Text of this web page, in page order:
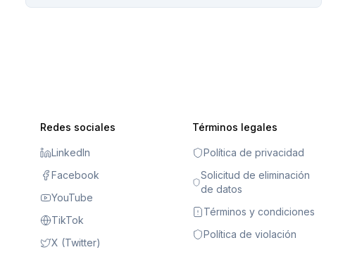
Redes sociales
LinkedIn
Facebook
YouTube
TikTok
X (Twitter)
Términos legales
Política de privacidad
Solicitud de eliminación
de datos
Términos y condiciones
Política de violación